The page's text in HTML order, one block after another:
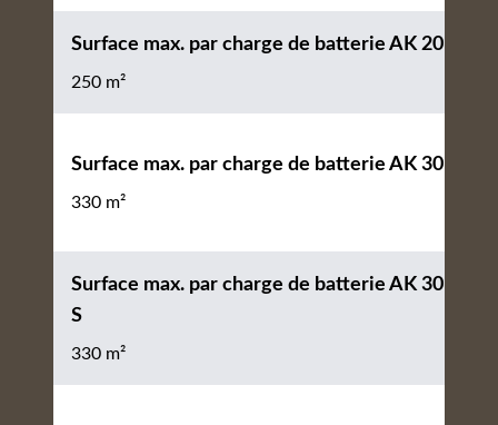
Surface max. par charge de batterie AK 20
250 m²
Surface max. par charge de batterie AK 30
330 m²
Surface max. par charge de batterie AK 30
S
330 m²